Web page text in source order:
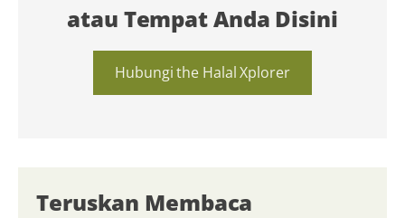
Teruskan Membaca
atau Tempat Anda Disini
Hubungi the Halal Xplorer